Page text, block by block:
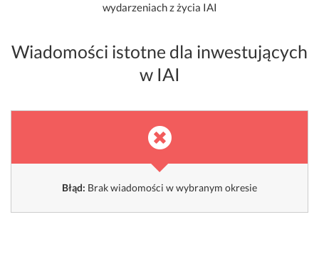
wydarzeniach z życia IAI
Wiadomości istotne dla inwestujących
w IAI
Błąd: Brak wiadomości w wybranym okresie